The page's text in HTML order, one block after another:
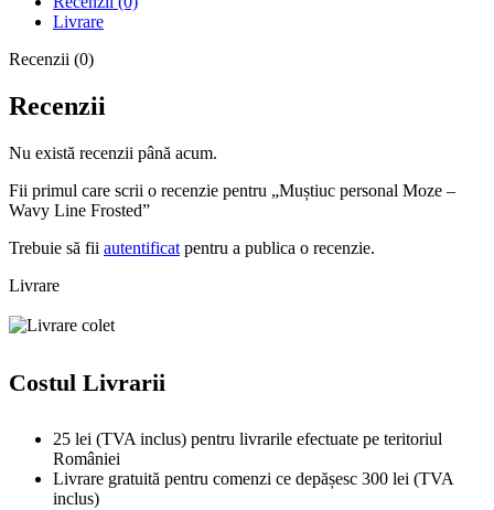
Livrare
Recenzii (0)
Recenzii
Nu există recenzii până acum.
Fii primul care scrii o recenzie pentru „Muștiuc personal Moze –
Wavy Line Frosted”
Trebuie să fii autentificat pentru a publica o recenzie.
Livrare
Costul Livrarii
25 lei (TVA inclus) pentru livrarile efectuate pe teritoriul
României
Livrare gratuită pentru comenzi ce depășesc 300 lei (TVA
inclus)